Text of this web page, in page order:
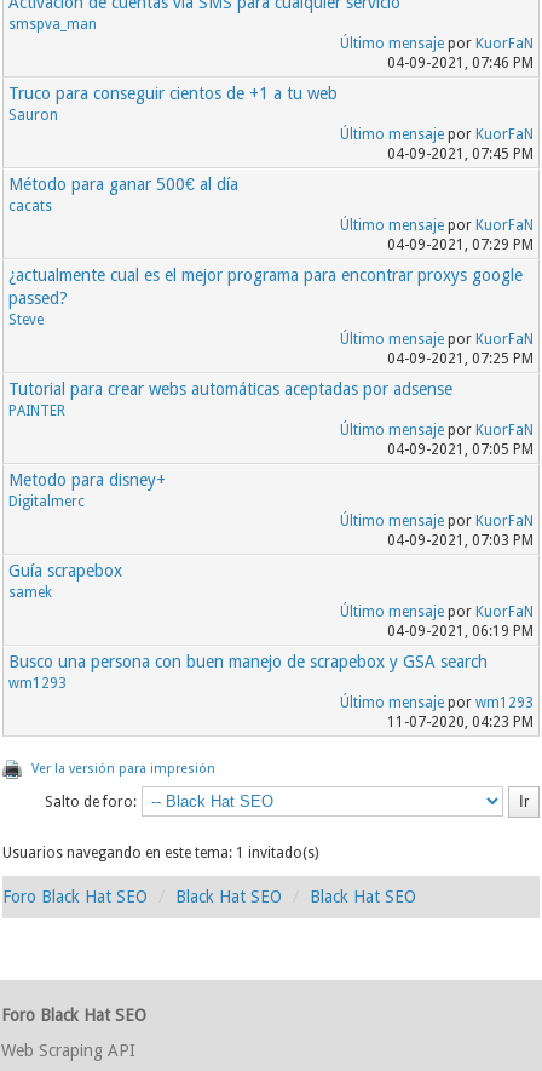
smspva_man
Último mensajepor KuorFaN
04-09-2021, 07:46 PM
Truco para conseguir cientos de +1 a tu web
Sauron
Último mensajepor KuorFaN
04-09-2021, 07:45 PM
Método para ganar 500€ al día
cacats
Último mensajepor KuorFaN
04-09-2021, 07:29 PM
¿actualmente cual es el mejor programa para encontrar proxys google
passed?
Steve
Último mensajepor KuorFaN
04-09-2021, 07:25 PM
Tutorial para crear webs automáticas aceptadas por adsense
PAINTER
Último mensajepor KuorFaN
04-09-2021, 07:05 PM
Metodo para disney+
Digitalmerc
Último mensajepor KuorFaN
04-09-2021, 07:03 PM
Guía scrapebox
samek
Último mensajepor KuorFaN
04-09-2021, 06:19 PM
Busco una persona con buen manejo de scrapebox y GSA search
wm1293
Último mensajepor wm1293
11-07-2020, 04:23 PM
Ver la versión para impresión
Salto de foro:
Usuarios navegando en este tema: 1 invitado(s)
Foro Black Hat SEO Black Hat SEO Black Hat SEO
Foro Black Hat SEO
Web Scraping API